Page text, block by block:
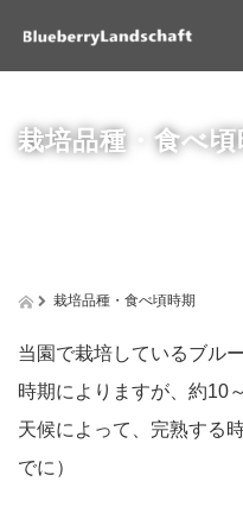
栽培品種・食べ
栽培品種・食べ頃時期
当園で栽培しているブル
時期によりますが、約10
天候によって、完熟する
でに）